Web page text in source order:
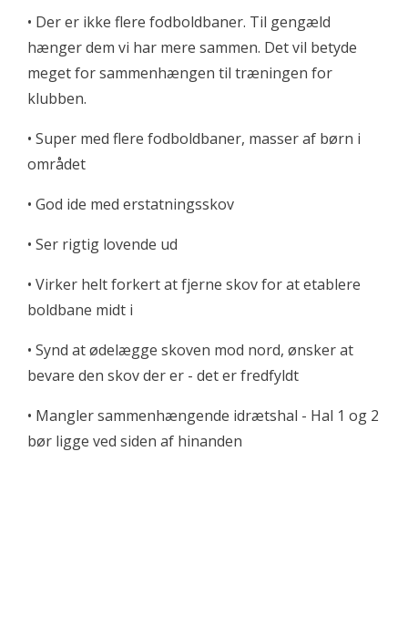
• Der er ikke flere fodboldbaner. Til gengæld
hænger dem vi har mere sammen. Det vil betyde
meget for sammenhængen til træningen for
klubben.
• Super med flere fodboldbaner, masser af børn i
området
• God ide med erstatningsskov
• Ser rigtig lovende ud
• Virker helt forkert at fjerne skov for at etablere
boldbane midt i
• Synd at ødelægge skoven mod nord, ønsker at
bevare den skov der er - det er fredfyldt
• Mangler sammenhængende idrætshal - Hal 1 og 2
bør ligge ved siden af hinanden